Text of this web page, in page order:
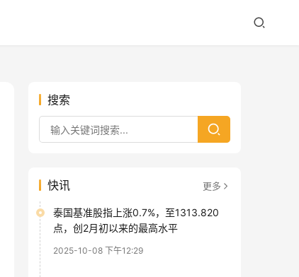
搜索
快讯 更多
泰国基准股指上涨0.7%，至1313.820
点，创2月初以来的最高水平
2025-10-08 下午12:29